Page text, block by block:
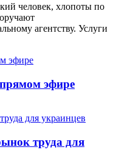
человек, хлопоты по
агентству. Услуги
эфире
труда для